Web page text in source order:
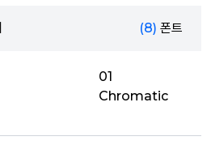
(8) 폰트
01
Chromatic